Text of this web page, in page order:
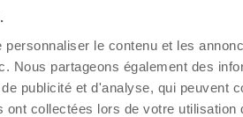
le contenu et les
Nous partageons également des
publicité et d'analyse, qui peuvent
ont collectées lors de votre utilisation